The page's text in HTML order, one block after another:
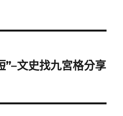
”–文史找九宮格分享